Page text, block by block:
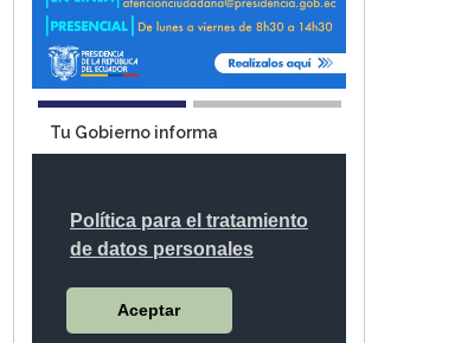
Tu Gobierno informa